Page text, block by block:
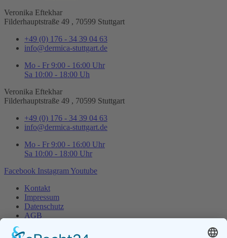
Veronika Eftekhar
Filderhauptstraße 49 , 70599 Stuttgart
+49 (0) 176 - 34 39 04 63
info@dermica-stuttgart.de
Mo - Fr 9:00 - 16:00 Uhr
Sa 10:00 - 18:00 Uh
Veronika Eftekhar
Filderhauptstraße 49 , 70599 Stuttgart
+49 (0) 176 - 34 39 04 63
info@dermica-stuttgart.de
Mo - Fr 9:00 - 16:00 Uhr
Sa 10:00 - 18:00 Uhr
Facebook Instagram Youtube
Kontakt
Impressum
Datenschutz
AGB